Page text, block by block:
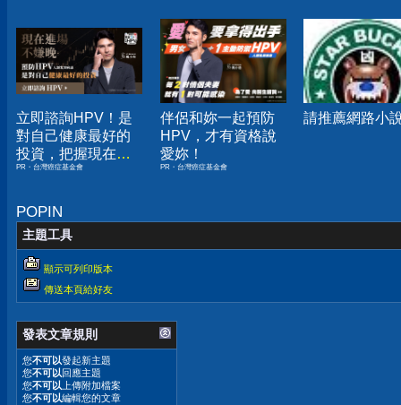
立即諮詢HPV！是
對自己健康最好的
投資，把握現在不
嫌晚！
PR・台灣癌症基金會
伴侶和妳一起預防
HPV，才有資格說
愛妳！
PR・台灣癌症基金會
請推薦網路小
POPIN
主題工具
顯示可列印版本
傳送本頁給好友
發表文章規則
您不可以發起新主題
您不可以回應主題
您不可以 上傳附加檔案
您不可以編輯您的文章